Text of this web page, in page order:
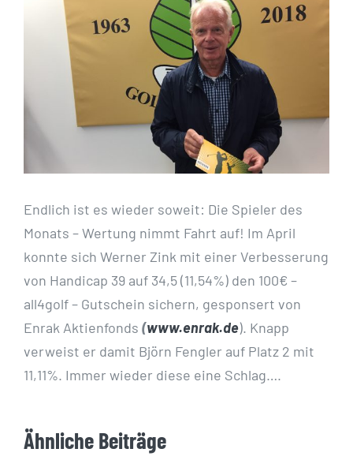
Endlich ist es wieder soweit: Die Spieler des
Monats – Wertung nimmt Fahrt auf! Im April
konnte sich Werner Zink mit einer Verbesserung
von Handicap 39 auf 34,5 (11,54%) den 100€ –
all4golf – Gutschein sichern, gesponsert von
Enrak Aktienfonds (www.enrak.de). Knapp
verweist er damit Björn Fengler auf Platz 2 mit
11,11%. Immer wieder diese eine Schlag….
Ähnliche Beiträge